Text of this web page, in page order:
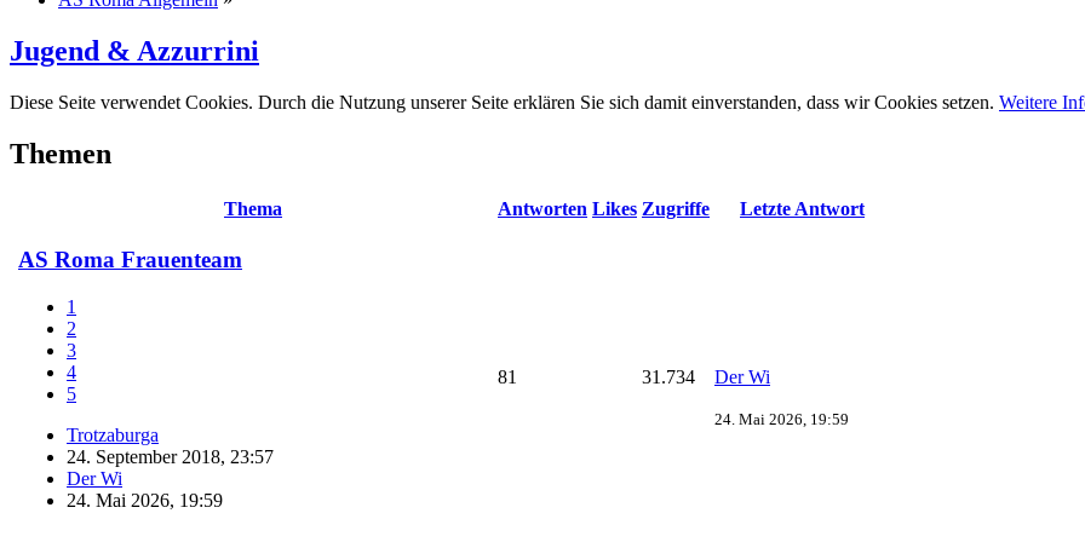
Jugend & Azzurrini
Diese Seite verwendet Cookies. Durch die Nutzung unserer Seite erklären Sie sich damit einverstanden, dass wir Cookies setzen. Weitere
Themen
Thema Antworten Likes Zugriffe Letzte Antwort
AS Roma Frauenteam
1
2
3
4
5
Trotzaburga
24. September 2018, 23:57
Der Wi
24. Mai 2026, 19:59
81 31.734 Der Wi
24. Mai 2026, 19:59